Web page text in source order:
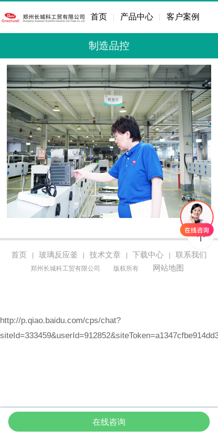
首页 产品中心 客户案例
制造品控
首页 玻璃反应釜 技术文章 下载中心 联系我们
郑州长城科工贸有限公司 版权所有 网站地图
首页 产品 咨询 拨打电话
http://p.qiao.baidu.com/cps/chat?
在线咨询